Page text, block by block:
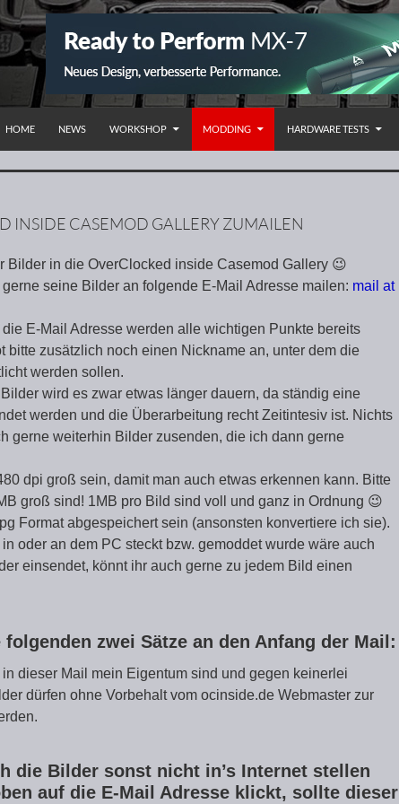
HOME
NEWS WORKSHOP MODDING HARDWARE TESTS
INSIDE CASEMOD GALLERY ZUMAILEN
Bilder in die OverClocked inside Casemod Gallery 😉
seine Bilder an folgende E-Mail Adresse mailen: mail at
E-Mail Adresse werden alle wichtigen Punkte bereits
bitte zusätzlich noch einen Nickname an, unter dem die
werden sollen.
wird es zwar etwas länger dauern, da ständig eine
werden und die Überarbeitung recht Zeitintesiv ist. Nichts
gerne weiterhin Bilder zusenden, die ich dann gerne
dpi groß sein, damit man auch etwas erkennen kann. Bitte
groß sind! 1MB pro Bild sind voll und ganz in Ordnung 😉
Format abgespeichert sein (ansonsten konvertiere ich sie).
oder an dem PC steckt bzw. gemoddet wurde wäre auch
einsendet, könnt ihr auch gerne zu jedem Bild einen
zwei Sätze an den Anfang der Mail:
dieser Mail mein Eigentum sind und gegen keinerlei
dürfen ohne Vorbehalt vom ocinside.de Webmaster zur
die Bilder sonst nicht in’s Internet stellen
auf die E-Mail Adresse klickt, sollte dieser